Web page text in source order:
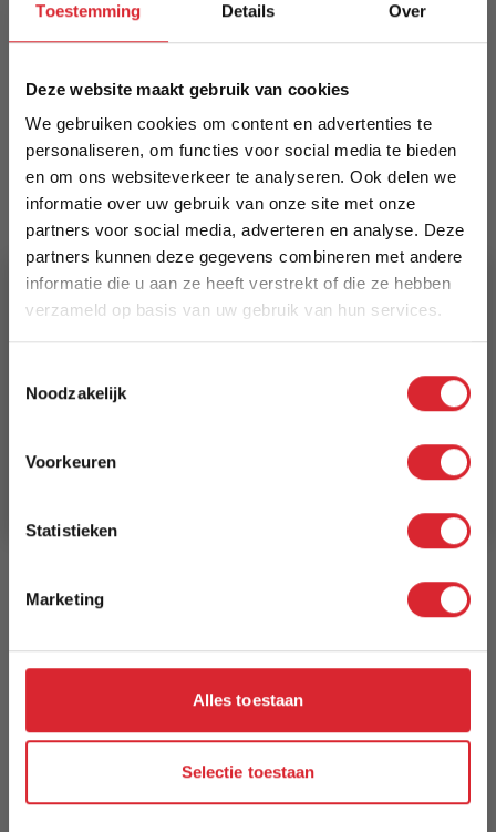
Toestemming Details Over
Deze website maakt gebruik van cookies
We gebruiken cookies om content en advertenties te
personaliseren, om functies voor social media te bieden
en om ons websiteverkeer te analyseren. Ook delen we
informatie over uw gebruik van onze site met onze
partners voor social media, adverteren en analyse. Deze
partners kunnen deze gegevens combineren met andere
informatie die u aan ze heeft verstrekt of die ze hebben
verzameld op basis van uw gebruik van hun services.
Noodzakelijk
Voorkeuren
Statistieken
Marketing
Alles toestaan
Selectie toestaan
polyester touw, sneldrogend. Optioneel kussen
U plaatst een review over:Tuinstoel Dongen
Review
Meer informatie
Merk
Dimehouse
EAN
8720239836493
€ 89,94
3 tot 5 werkdagen